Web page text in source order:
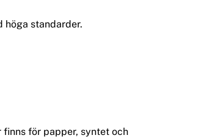
standarder.
för papper, syntet och